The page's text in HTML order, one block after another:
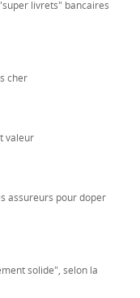
livrets" bancaires
cher
valeur
assureurs pour doper
solide", selon la